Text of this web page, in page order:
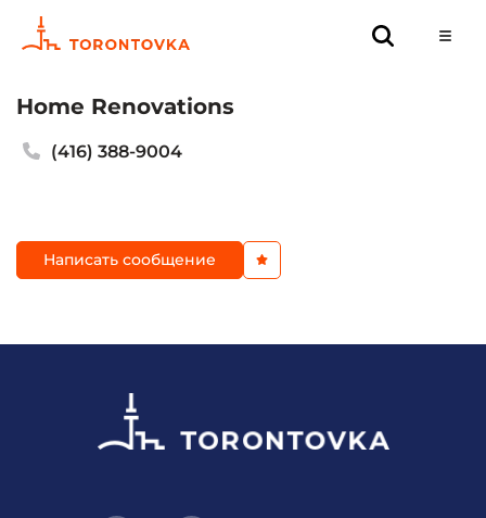
Home Renovations
(416) 388-9004
Написать сообщение